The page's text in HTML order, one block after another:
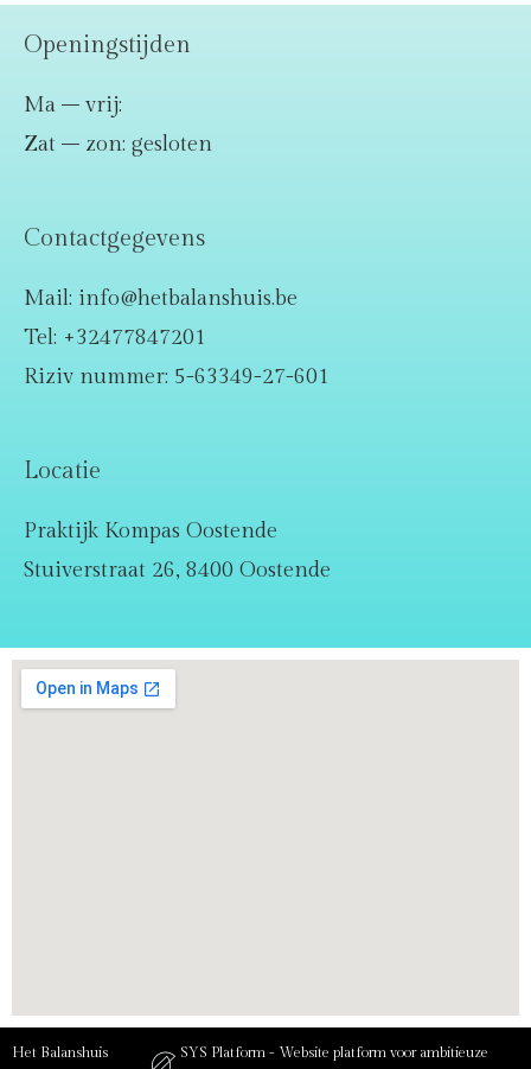
Openingstijden
Ma – vrij:
Zat – zon: gesloten
Contactgegevens
Mail: info@hetbalanshuis.be
Tel: +32477847201
Riziv nummer: 5-63349-27-601
Locatie
Praktijk Kompas Oostende
Stuiverstraat 26, 8400 Oostende
Het Balanshuis SYS Platform - Website platform voor ambitieuze